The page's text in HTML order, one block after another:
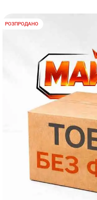
РОЗПРОДАНО